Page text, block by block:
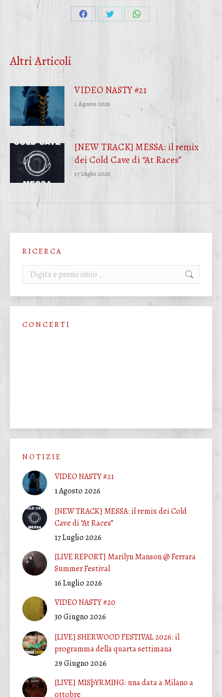
CondividiCondividiCondividi
WhatsApp
Altri Articoli
VIDEO NASTY #21
1 Agosto 2026
[NEW TRACK] MESSA: il remix
dei Cold Cave di “At Races”
17 Luglio 2026
R I C E R C A
Cerca:
C O N C E R T I
N O T I Z I E
VIDEO NASTY #21
1 Agosto 2026
[NEW TRACK] MESSA: il remix dei Cold
Cave di “At Races”
17 Luglio 2026
[LIVE REPORT] Marilyn Manson @ Ferrara
Summer Festival
16 Luglio 2026
VIDEO NASTY #20
30 Giugno 2026
[LIVE] SHERWOOD FESTIVAL 2026: il
programma della quarta settimana
29 Giugno 2026
[LIVE] MISþYRMING: una data a Milano a
ottobre